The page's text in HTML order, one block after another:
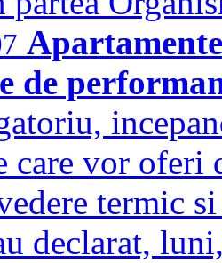
de
care vor oferi
termic
declarat,